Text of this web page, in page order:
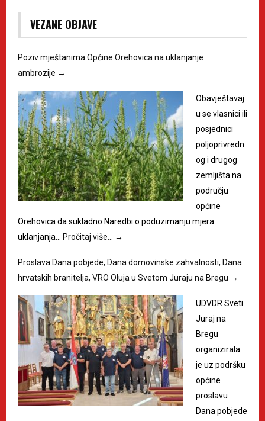
VEZANE OBJAVE
Poziv mještanima Općine Orehovica na uklanjanje
ambrozije →
Obavještavaj
u se vlasnici ili
posjednici
poljoprivredn
og i drugog
zemljišta na
području
općine
Orehovica da sukladno Naredbi o poduzimanju mjera
uklanjanja… Pročitaj više… →
Proslava Dana pobjede, Dana domovinske zahvalnosti, Dana
hrvatskih branitelja, VRO Oluja u Svetom Juraju na Bregu →
UDVDR Sveti
Juraj na
Bregu
organizirala
je uz podršku
općine
proslavu
Dana pobjede